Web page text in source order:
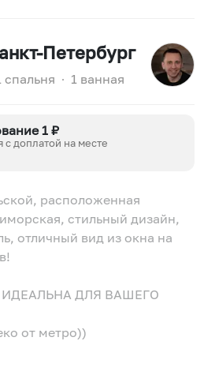
Петербург
спальня ∙ 1 ванная
1 ₽
доплатой на месте
расположенная
стильный дизайн,
отличный вид из окна на
ДЛЯ ВАШЕГО
от метро))